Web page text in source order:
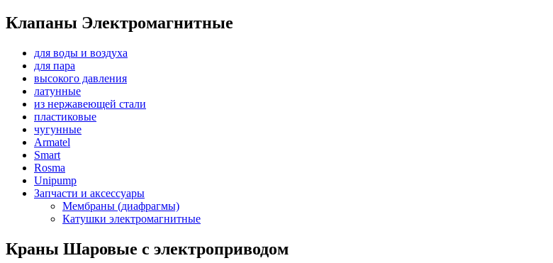
Клапаны Электромагнитные
для воды и воздуха
для пара
высокого давления
латунные
из нержавеющей стали
пластиковые
чугунные
Armatel
Smart
Rosma
Unipump
Запчасти и аксессуары
Мембраны (диафрагмы)
Катушки электромагнитные
Краны Шаровые с электроприводом